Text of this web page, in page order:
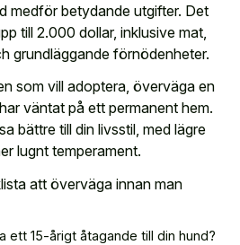
medför betydande utgifter. Det
till 2.000 dollar, inklusive mat,
grundläggande förnödenheter.
som vill adoptera, överväga en
väntat på ett permanent hem.
bättre till din livsstil, med lägre
lugnt temperament.
att överväga innan man
ett 15-årigt åtagande till din hund?